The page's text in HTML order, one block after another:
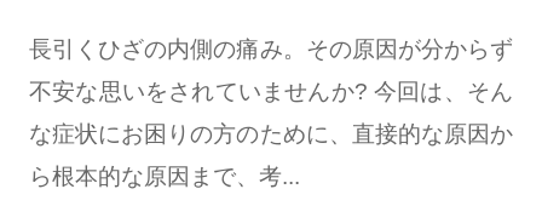
長引くひざの内側の痛み。その原因が分からず
不安な思いをされていませんか? 今回は、そん
な症状にお困りの方のために、直接的な原因か
ら根本的な原因まで、考...